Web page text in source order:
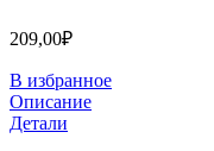
209,00₽
В избранное
Описание
Детали